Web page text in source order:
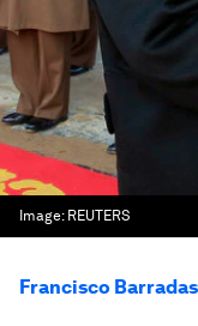
Image: REUTERS
Francisco Barradas